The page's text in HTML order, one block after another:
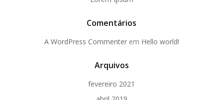
Comentários
A WordPress Commenterem Hello world!
Arquivos
fevereiro 2021